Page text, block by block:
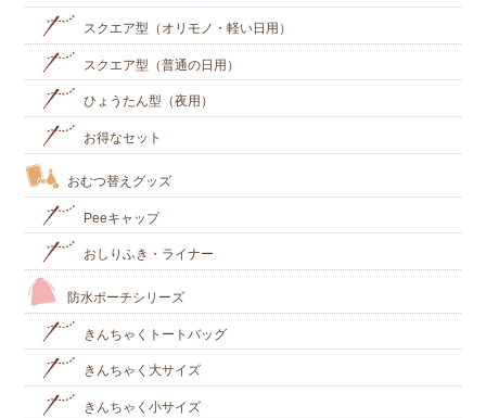
スクエア型（オリモノ・軽い日用）
スクエア型（普通の日用）
ひょうたん型（夜用）
お得なセット
おむつ替えグッズ
Peeキャップ
おしりふき・ライナー
防水ポーチシリーズ
きんちゃくトートバッグ
きんちゃく大サイズ
きんちゃく小サイズ